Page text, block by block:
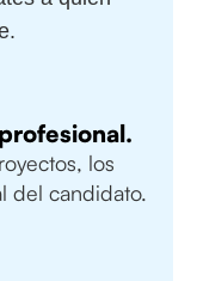
los
del candidato.